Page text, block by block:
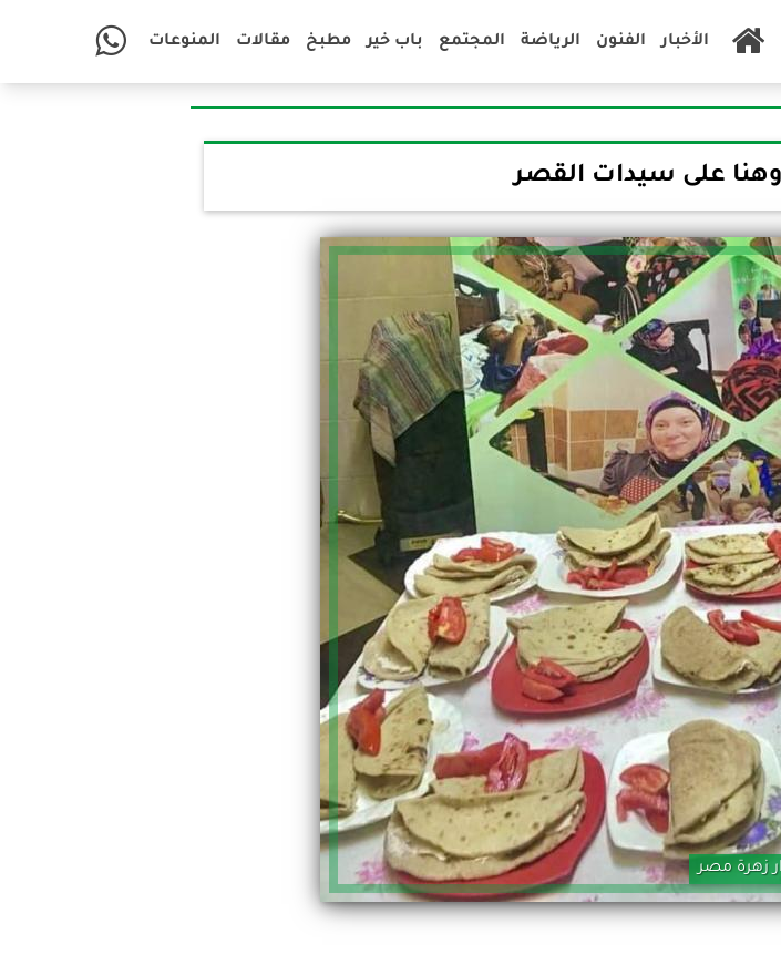
الأخبار الفنون الرياضة المجتمع باب خير مطبخ مقالات المنوعات
على سيدات القصر
زهرة مصر